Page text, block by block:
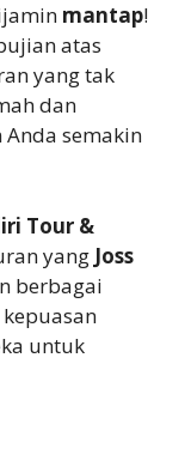
mantap!
atas
yang tak
dan
semakin
Tour &
yang Joss
berbagai
untuk